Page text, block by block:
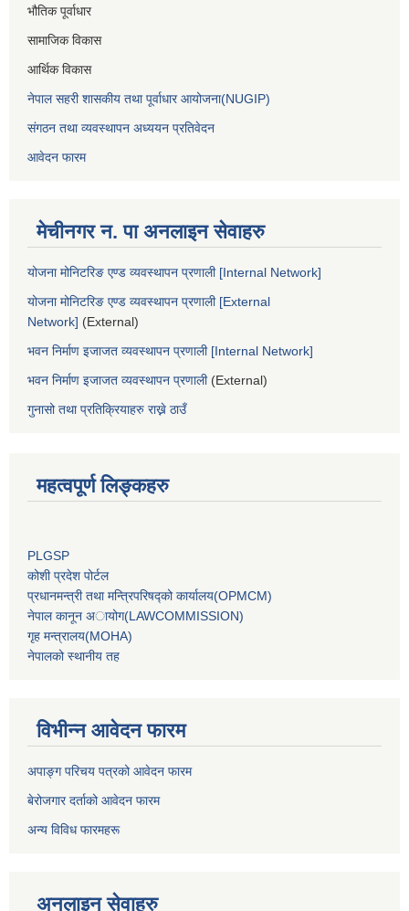
भौतिक पूर्वाधार
सामाजिक विकास
आर्थिक विकास
नेपाल सहरी शासकीय तथा पूर्वाधार आयोजना(NUGIP)
संगठन तथा व्यवस्थापन अध्ययन प्रतिवेदन
आवेदन फारम
मेचीनगर न. पा अनलाइन सेवाहरु
योजना मोनिटरिङ एण्ड व्यवस्थापन प्रणाली [Internal Network]
योजना मोनिटरिङ एण्ड व्यवस्थापन प्रणाली [External
Network] (External)
भवन निर्माण इजाजत व्यवस्थापन प्रणाली [Internal Network]
भवन निर्माण इजाजत व्यवस्थापन प्रणाली(External)
गुनासो तथा प्रतिक्रियाहरु राख्ने ठाउँ
महत्वपूर्ण लिङ्कहरु
PLGSP
कोशी प्रदेश पोर्टल
प्रधानमन्‍त्री तथा मन्‍त्रिपरिषद्को कार्यालय(OPMCM)
नेपाल कानून अायोग(LAWCOMMISSION)
गृह मन्‍त्रालय(MOHA)
नेपालको स्थानीय तह
विभीन्न आवेदन फारम
अपाङ्ग परिचय पत्रको आवेदन फारम
बेरोजगार दर्ताको आवेदन फारम
अन्य विविध फारमहरू
अनलाइन सेवाहरु